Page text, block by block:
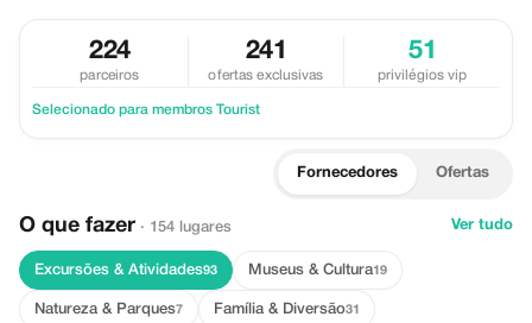
224
parceiros
241
ofertas exclusivas
51
privilégios vip
Selecionado para membros Tourist
Fornecedores Ofertas
O que fazer · 154 lugares Ver tudo
Excursões & Atividades93 Museus & Cultura19
Natureza & Parques7 Família & Diversão31